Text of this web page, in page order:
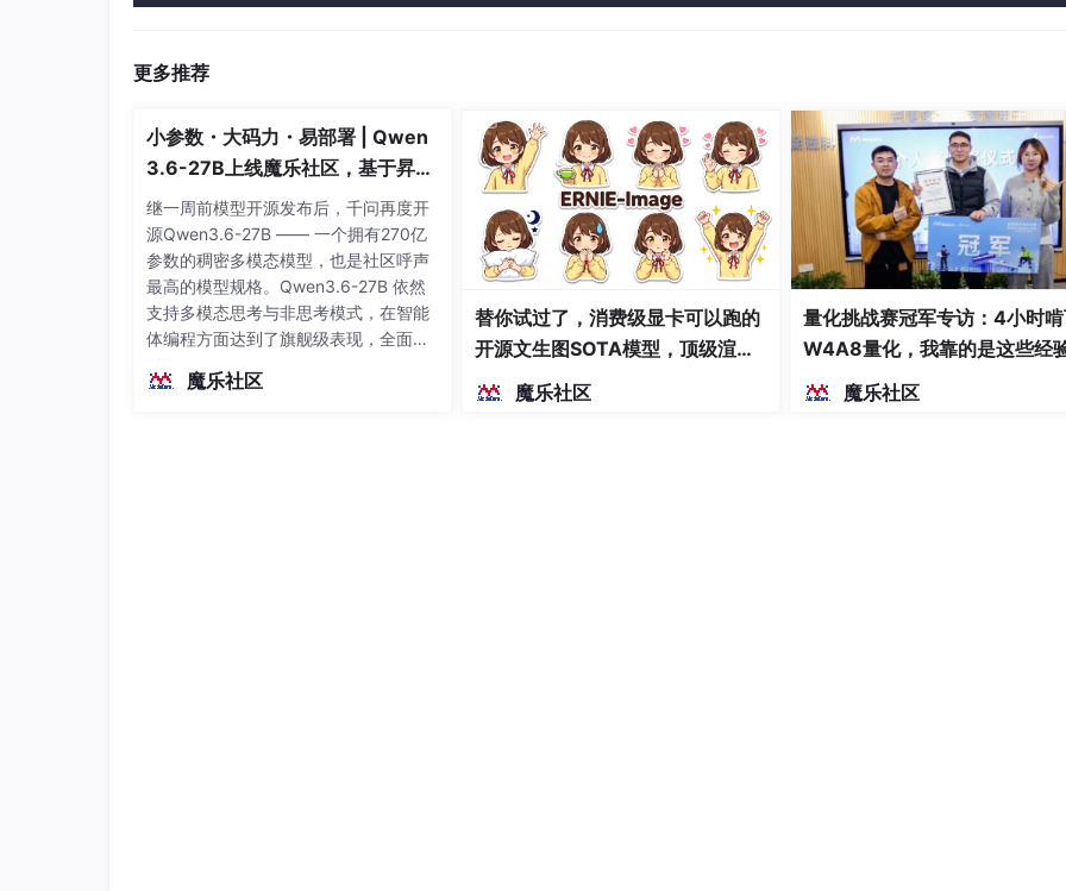
更多推荐
小参数・大码力・易部署 | Qwen
3.6-27B上线魔乐社区，基于昇腾
的部署教程来了
继一周前模型开源发布后，千问再度开
源Qwen3.6-27B —— 一个拥有270亿
参数的稠密多模态模型，也是社区呼声
最高的模型规格。Qwen3.6-27B 依然
支持多模态思考与非思考模式，在智能
体编程方面达到了旗舰级表现，全面超
（总参数397B / 激活参数17B的MoE模
魔乐社区
替你试过了，消费级显卡可以跑的
开源文生图SOTA模型，顶级渲
染、高密度文本绘图
魔乐社区
量化挑战赛冠军专访：4小时
W4A8量化，我靠的是这些经
魔乐社区